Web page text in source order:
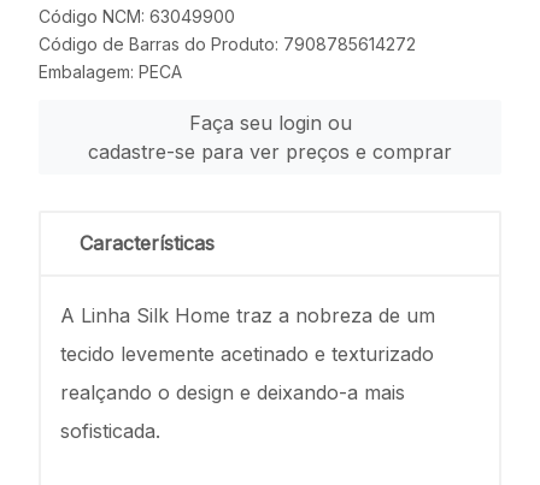
Código NCM: 63049900
Código de Barras do Produto: 7908785614272
Embalagem: PECA
Faça seu login ou
cadastre-se para ver preços e comprar
Características
A Linha Silk Home traz a nobreza de um
tecido levemente acetinado e texturizado
realçando o design e deixando-a mais
sofisticada.